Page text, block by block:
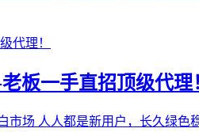
板一手直招顶级代理
市场 人人都是新用户，长久绿